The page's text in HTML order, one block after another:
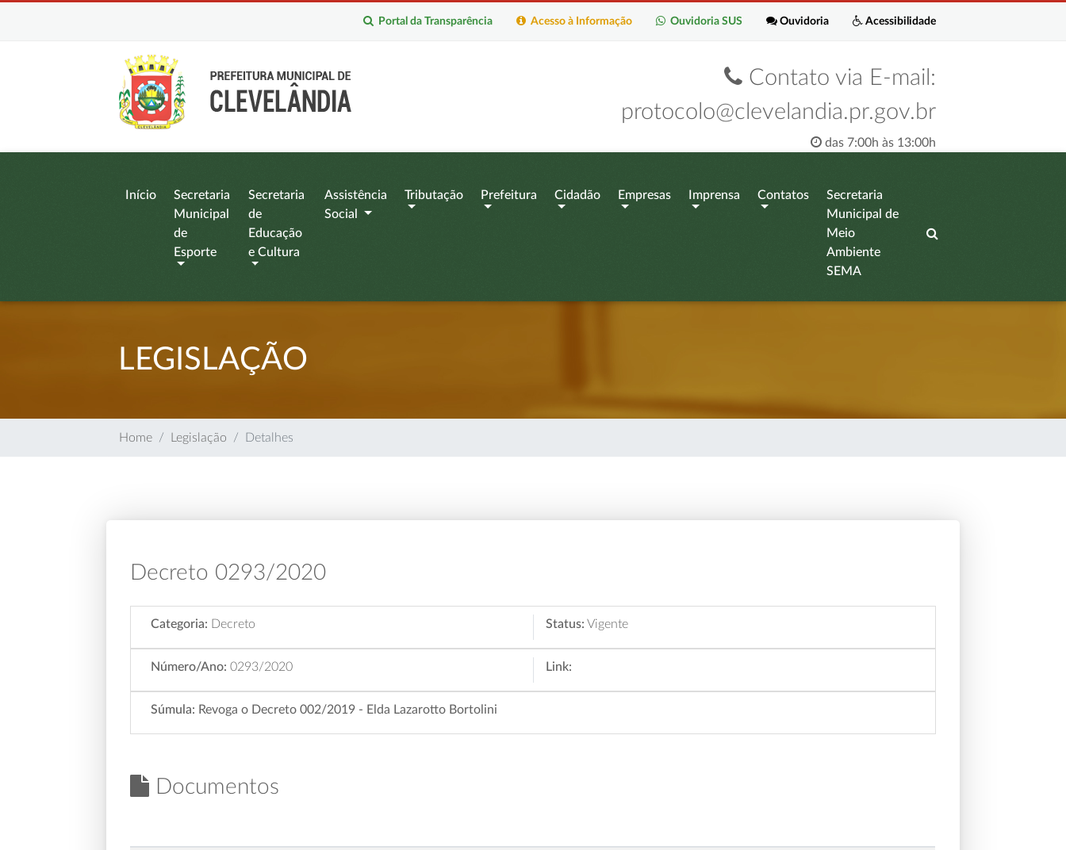
Acessibilidade
Ouvidoria
Ouvidoria SUS
Acesso à Informação
Portal da Transparência
Contato via E-mail:
protocolo@clevelandia.pr.gov.br
das 7:00h às 13:00h
Início
Secretaria
Municipal
de
Esporte
Secretaria
de
Educação
e Cultura
Assistência
Social
Tributação Prefeitura Cidadão Empresas Imprensa Contatos
Secretaria
Municipal de
Meio
Ambiente
SEMA
LEGISLAÇÃO
Home Legislação Detalhes
Decreto 0293/2020
Categoria: Decreto Status: Vigente
Número/Ano: 0293/2020 Link:
Súmula: Revoga o Decreto 002/2019 - Elda Lazarotto Bortolini
Documentos